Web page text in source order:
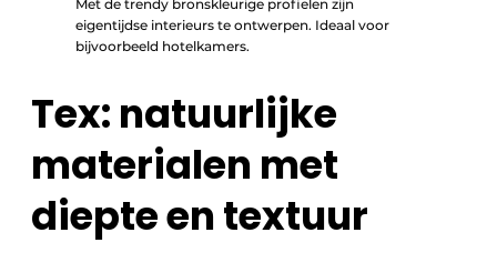
Met de trendy bronskleurige profielen zijn
eigentijdse interieurs te ontwerpen. Ideaal voor
bijvoorbeeld hotelkamers.
Tex: natuurlijke
materialen met
diepte en textuur